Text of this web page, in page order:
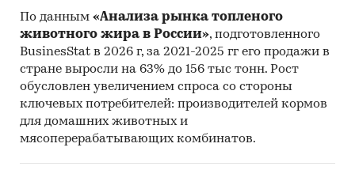
Федеральная таможенная служба РФ
Федеральная налоговая служба РФ
Таможенный союз ЕврАзЭС
Всемирная торговая организация
Наряду с официальной статистикой в
обзоре приведены результаты
исследований BusinesStat:
По данным «Анализа рынка топленого
животного жира в России», подготовленного
BusinesStat в 2026 г, за 2021-2025 гг его продажи в
стране выросли на 63% до 156 тыс тонн. Рост
обусловлен увеличением спроса со стороны
ключевых потребителей: производителей кормов
для домашних животных и
мясоперерабатывающих комбинатов.